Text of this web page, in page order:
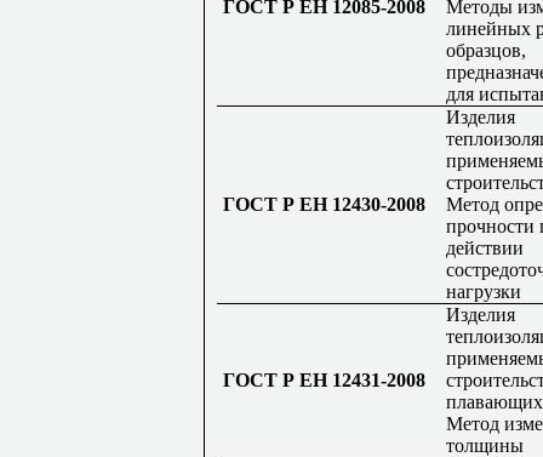
ГОСТ Р ЕН 12085-2008
Методы
линейных
образцов,
для
ГОСТ Р ЕН 12430-2008
Изделия
Метод
прочности
действии
нагрузки
ГОСТ Р ЕН 12431-2008
Изделия
Метод
толщины